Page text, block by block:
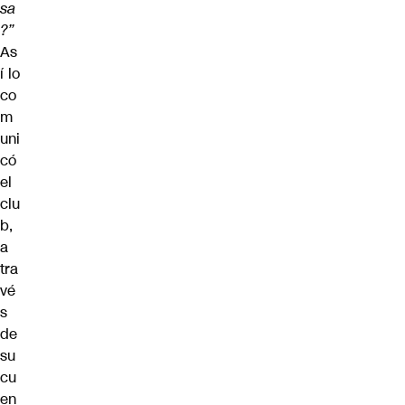
sa
?”
As
í lo
co
m
uni
có
el
clu
b,
a
tra
vé
s
de
su
cu
en